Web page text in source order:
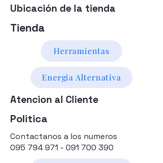
Ubicación de la tienda
Tienda
Herramientas
Energia Alternativa
Atencion al Cliente
Politica
Contactanos a los numeros
095 794 971 - 091 700 390